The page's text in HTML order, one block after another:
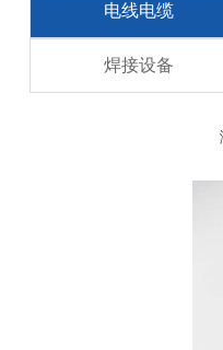
电线电缆
焊接设备